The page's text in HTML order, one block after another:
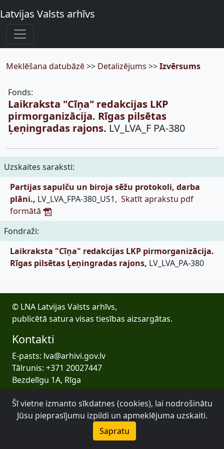
Latvijas Valsts arhīvs
Meklēšana datubāzē>> Detalizējums >>Izvērsums
Fonds:
Laikraksta "Cīņa" redakcijas LKP
pirmorganizācija. Rīgas pilsētas
Ļeņingradas rajons. LV_LVA_F PA-380
Uzskaites saraksti:
Partijas sapulču un biroja sēžu protokoli, darba
plāni., LV_LVA_FPA-380_US1, Skatīt aprakstu pdf
formātā
Fondraži:
Laikraksta "Cīņa" redakcijas LKP pirmorganizācija.
Rīgas pilsētas Ļeņingradas rajons, LV_LVA_PA-380
© LNA Latvijas Valsts arhīvs,
publicētā satura visas tiesības aizsargātas.
Kontakti
E-pasts: lva@arhivi.gov.lv
Tālrunis: +371 20027447
Bezdelīgu 1A, Rīga
Latvijas Valsts arhīvs
Šī vietne izmanto sīkdatnes (cookies), lai nodrošinātu
Jūsu pieprasījumu izpildi un apmeklējuma uzskaiti.
Sapratu